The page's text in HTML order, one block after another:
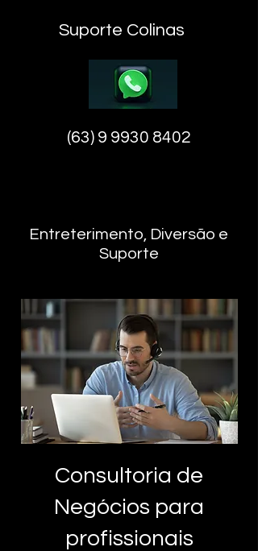
Entreterimento, Diversão e
Suporte
Suporte Colinas
(63) 9 9930 8402
Consultoria de
Negócios para
profissionais